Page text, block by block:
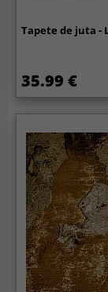
Tapete de juta -
35.99 €